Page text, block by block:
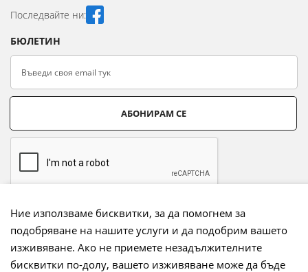
Последвайте ни:
БЮЛЕТИН
АБОНИРАМ СЕ
Начини на плащане:
Ние използваме бисквитки, за да помогнем за
подобряване на нашите услуги и да подобрим вашето
изживяване. Ако не приемете незадължителните
бисквитки по-долу, вашето изживяване може да бъде